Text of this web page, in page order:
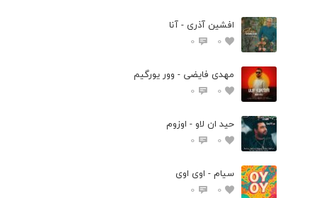
افشین آذری - آنا
0
0
مهدی فایضی - وور یورگیم
0
0
حید ان لاو - اوزوم
0
0
سیام - اوی اوی
0
0